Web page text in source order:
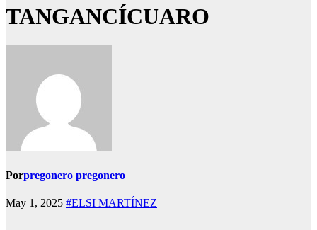
TANGANCÍCUARO
Porpregonero pregonero
May 1, 2025 #ELSI MARTÍNEZ